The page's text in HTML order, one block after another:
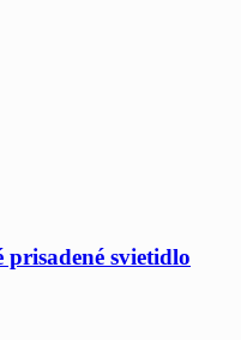
svietidlo